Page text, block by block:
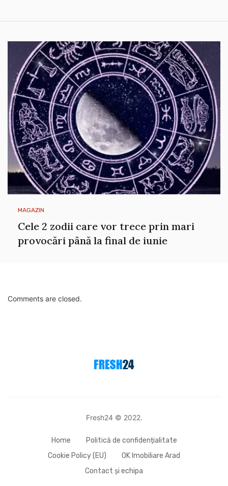
MAGAZIN
Cele 2 zodii care vor trece prin mari
provocări până la final de iunie
Comments are closed.
Fresh24 © 2022.
Home
Politică de confidențialitate
Cookie Policy (EU)
OK Imobiliare Arad
Contact și echipa